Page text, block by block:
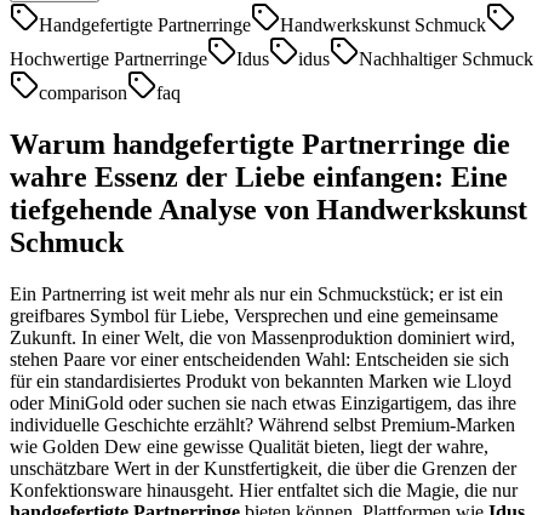
Handgefertigte Partnerringe
Handwerkskunst Schmuck
Hochwertige Partnerringe
Idus idus
Nachhaltiger Schmuck
comparison
faq
Warum handgefertigte Partnerringe die
wahre Essenz der Liebe einfangen: Eine
tiefgehende Analyse von Handwerkskunst
Schmuck
Ein Partnerring ist weit mehr als nur ein Schmuckstück; er ist ein
greifbares Symbol für Liebe, Versprechen und eine gemeinsame
Zukunft. In einer Welt, die von Massenproduktion dominiert wird,
stehen Paare vor einer entscheidenden Wahl: Entscheiden sie sich
für ein standardisiertes Produkt von bekannten Marken wie Lloyd
oder MiniGold oder suchen sie nach etwas Einzigartigem, das ihre
individuelle Geschichte erzählt? Während selbst Premium-Marken
wie Golden Dew eine gewisse Qualität bieten, liegt der wahre,
unschätzbare Wert in der Kunstfertigkeit, die über die Grenzen der
Konfektionsware hinausgeht. Hier entfaltet sich die Magie, die nur